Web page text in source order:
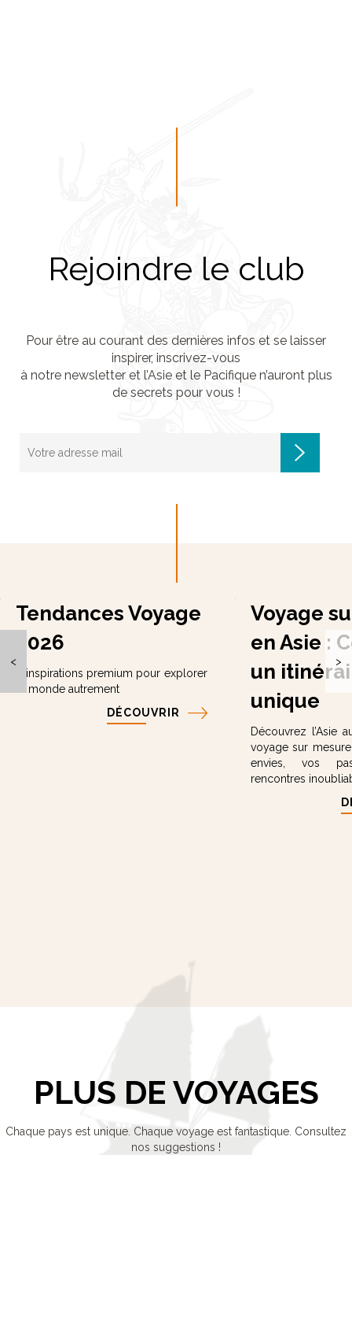
Rejoindre le club
Pour être au courant des dernières infos et se laisser
inspirer, inscrivez-vous
à notre newsletter et l’Asie et le Pacifique n’auront plus
de secrets pour vous !
Tendances Voyage
2026
8 inspirations premium pour explorer
le monde autrement
DÉCOUVRIR
Voyage
en Asie :
un
unique
Découvrez l’Asie
voyage sur
envies, vos
rencontres
< >
PLUS DE VOYAGES
Chaque pays est unique. Chaque voyage est fantastique. Consultez
nos suggestions !